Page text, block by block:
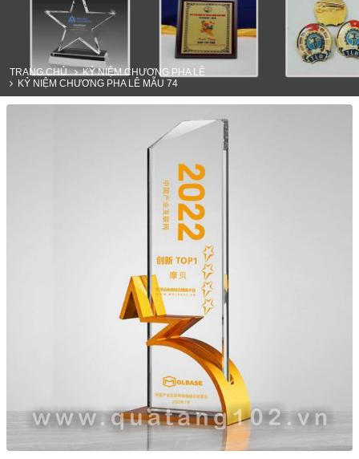
TRANG CHỦ
KỶ NIỆM CHƯƠNG PHA LÊ
KỶ NIỆM CHƯƠNG PHA LÊ MẪU 74